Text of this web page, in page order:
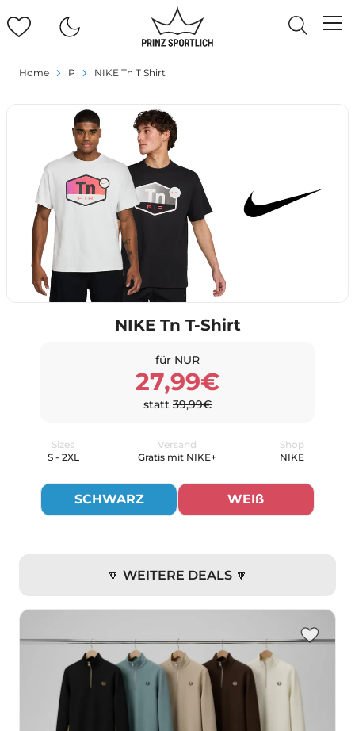
Home P NIKE Tn T Shirt
NIKE Tn T-Shirt
für NUR
27,99€
statt 39,99€
Sizes
S - 2XL
Versand
Gratis mit NIKE+
Shop
NIKE
SCHWARZ WEIß
🔽 WEITERE DEALS 🔽